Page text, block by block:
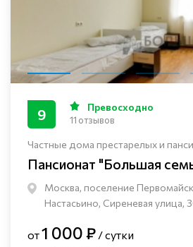
Частные дома престарелых и
Пансионат "Большая
Москва, поселение
Настасьино, Сиреневая улица,
9 Превосходно
11 отзывов
от1 000 ₽ / сутки